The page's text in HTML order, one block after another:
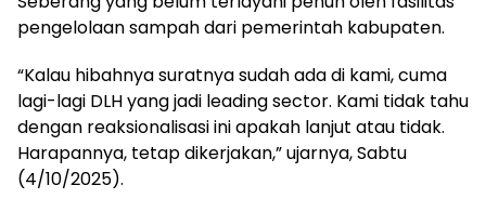
pengelolaan sampah dari pemerintah kabupaten.
“Kalau hibahnya suratnya sudah ada di kami, cuma
lagi-lagi DLH yang jadi leading sector. Kami tidak tahu
dengan reaksionalisasi ini apakah lanjut atau tidak.
Harapannya, tetap dikerjakan,” ujarnya, Sabtu
(4/10/2025).